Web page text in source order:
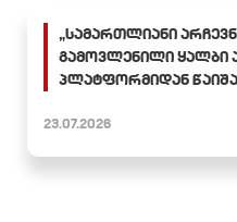
„სამართლიანი
გამოვლენილი ყალბი
პლატფორმიდან
23.07.2026